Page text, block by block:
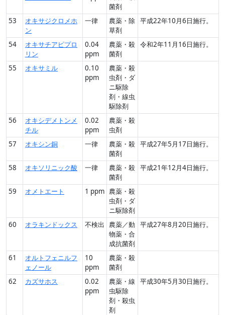
菌剤
53
オキサジクロメホ
ン
一律
農薬・除
草剤
平成22年10月6日施行。
54
オキサチアピプロ
リン
0.04
ppm
農薬・殺
菌剤
令和2年11月16日施行。
55 オキサミル
0.10
ppm
農薬・殺
虫剤・ダ
ニ駆除
剤・線虫
駆除剤
56
オキシデメトンメ
チル
0.02
ppm
農薬・殺
虫剤
57
オキシン銅 一律
農薬・殺
菌剤
平成27年5月17日施行。
58 オキソリニック酸 一律
農薬・殺
菌剤
平成21年12月4日施行。
59 オメトエート 1 ppm 農薬・殺
虫剤・ダ
ニ駆除剤
60
オラキンドックス 不検出
農薬／動
物薬・合
成抗菌剤
平成27年8月20日施行。
61
オルトフェニルフ
ェノール
10
ppm
農薬・殺
菌剤
62
カズサホス
0.02
ppm
農薬・線
虫駆除
剤・殺虫
剤
平成30年5月30日施行。